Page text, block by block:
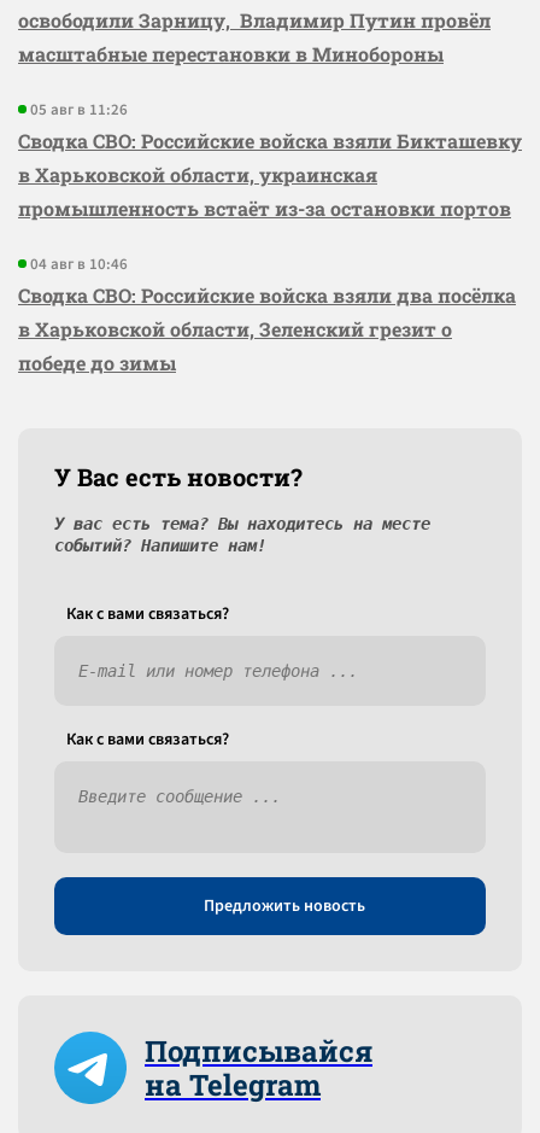
освободили Зарницу, Владимир Путин провёл
масштабные перестановки в Минобороны
05 авг в 11:26
Сводка СВО: Российские войска взяли Бикташевку
в Харьковской области, украинская
промышленность встаёт из-за остановки портов
04 авг в 10:46
Сводка СВО: Российские войска взяли два посёлка
в Харьковской области, Зеленский грезит о
победе до зимы
У Вас есть новости?
У вас есть тема? Вы находитесь на месте
событий? Напишите нам!
Как c вами связаться?
Как c вами связаться?
Предложить новость
Подписывайся
на Telegram